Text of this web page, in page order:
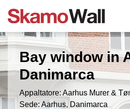
Bay window in
Danimarca
Appaltatore: Aarhus Murer &
Sede: Aarhus, Danimarca